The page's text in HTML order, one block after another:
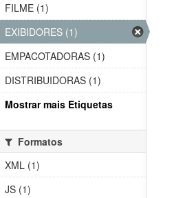
FILME (1)
EXIBIDORES (1)
EMPACOTADORAS (1)
DISTRIBUIDORAS (1)
Mostrar mais Etiquetas
Formatos
XML (1)
JS (1)